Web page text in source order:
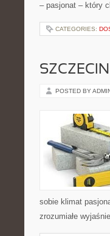
– pasjonat – który
CATEGORIES:
POSTED BY
sobie klimat
zrozumiałe